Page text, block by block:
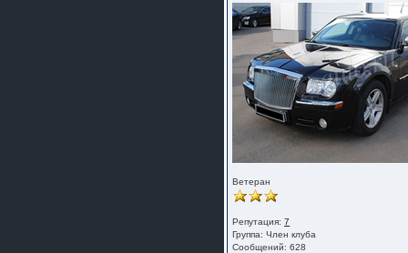
Ветеран
Репутация:7
Группа:Член клуба
Сообщений: 628